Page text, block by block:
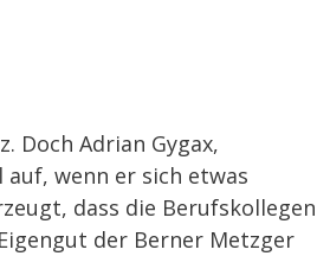
Doch Adrian Gygax,
wenn er sich etwas
dass die Berufskollegen
der Berner Metzger